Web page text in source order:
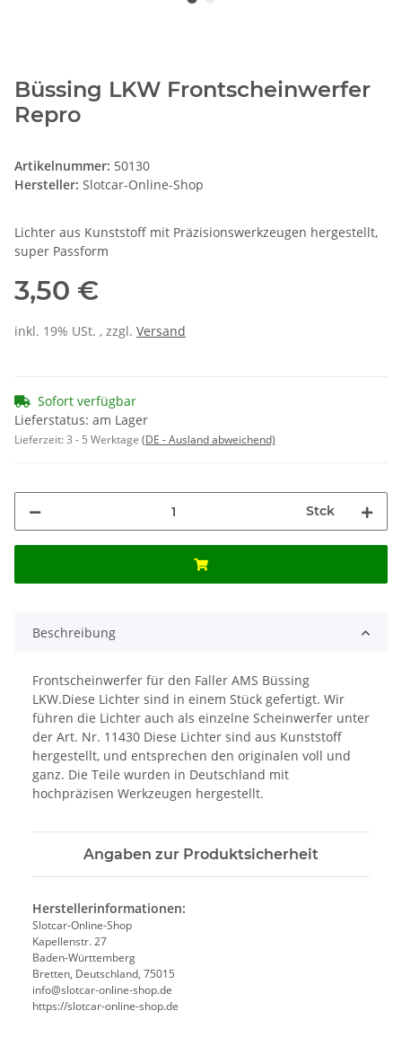
Büssing LKW Frontscheinwerfer
Repro
Artikelnummer: 50130
Hersteller: Slotcar-Online-Shop
Lichter aus Kunststoff mit Präzisionswerkzeugen hergestellt,
super Passform
3,50 €
inkl. 19% USt. , zzgl. Versand
Sofort verfügbar
Lieferstatus: am Lager
Lieferzeit:3 - 5 Werktage (DE - Ausland abweichend)
Stck
Beschreibung
Frontscheinwerfer für den Faller AMS Büssing
LKW.Diese Lichter sind in einem Stück gefertigt. Wir
führen die Lichter auch als einzelne Scheinwerfer unter
der Art. Nr. 11430 Diese Lichter sind aus Kunststoff
hergestellt, und entsprechen den originalen voll und
ganz. Die Teile wurden in Deutschland mit
hochpräzisen Werkzeugen hergestellt.
Angaben zur Produktsicherheit
Herstellerinformationen:
Slotcar-Online-Shop
Kapellenstr. 27
Baden-Württemberg
Bretten, Deutschland, 75015
info@slotcar-online-shop.de
https://slotcar-online-shop.de